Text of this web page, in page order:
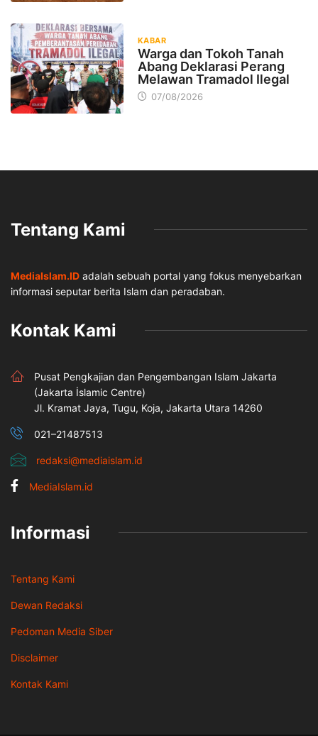
KABAR
Warga dan Tokoh Tanah
Abang Deklarasi Perang
Melawan Tramadol Ilegal
07/08/2026
Tentang Kami
MediaIslam.ID adalah sebuah portal yang fokus menyebarkan
informasi seputar berita Islam dan peradaban.
Kontak Kami
Pusat Pengkajian dan Pengembangan Islam Jakarta
(Jakarta İslamic Centre)
Jl. Kramat Jaya, Tugu, Koja, Jakarta Utara 14260
021–21487513
redaksi@mediaislam.id
MediaIslam.id
Informasi
Tentang Kami
Dewan Redaksi
Pedoman Media Siber
Disclaimer
Kontak Kami